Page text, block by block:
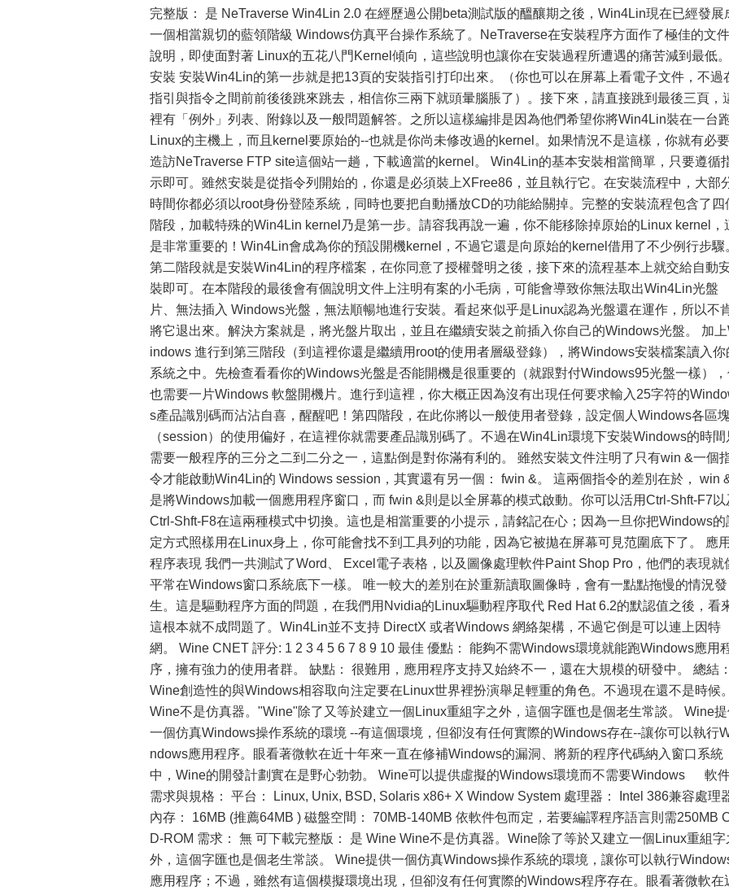
完整版： 是 NeTraverse Win4Lin 2.0 在經歷過公開beta測試版的醞釀期之後，Win4Lin現在已經發展
一個相當親切的藍領階級 Windows仿真平台操作系統了。NeTraverse在安裝程序方面作了極佳的文件
說明，即使面對著 Linux的五花八門Kernel傾向，這些說明也讓你在安裝過程所遭遇的痛苦減到最低。
安裝 安裝Win4Lin的第一步就是把13頁的安裝指引打印出來。（你也可以在屏幕上看電子文件，不過
指引與指令之間前前後後跳來跳去，相信你三兩下就頭暈腦脹了）。接下來，請直接跳到最後三頁，
裡有「例外」列表、附錄以及一般問題解答。之所以這樣編排是因為他們希望你將Win4Lin裝在一台
Linux的主機上，而且kernel要原始的--也就是你尚未修改過的kernel。如果情況不是這樣，你就有必要
造訪NeTraverse FTP site這個站一趟，下載適當的kernel。 Win4Lin的基本安裝相當簡單，只要遵循
示即可。雖然安裝是從指令列開始的，你還是必須裝上XFree86，並且執行它。在安裝流程中，大部
時間你都必須以root身份登陸系統，同時也要把自動播放CD的功能給關掉。完整的安裝流程包含了四
階段，加載特殊的Win4Lin kernel乃是第一步。請容我再說一遍，你不能移除掉原始的Linux kernel，
是非常重要的！Win4Lin會成為你的預設開機kernel，不過它還是向原始的kernel借用了不少例行步驟
第二階段就是安裝Win4Lin的程序檔案，在你同意了授權聲明之後，接下來的流程基本上就交給自動
裝即可。在本階段的最後會有個說明文件上注明有案的小毛病，可能會導致你無法取出Win4Lin光盤
片、無法插入 Windows光盤，無法順暢地進行安裝。看起來似乎是Linux認為光盤還在運作，所以不
將它退出來。解決方案就是，將光盤片取出，並且在繼續安裝之前插入你自己的Windows光盤。 加
indows 進行到第三階段（到這裡你還是繼續用root的使用者層級登錄），將Windows安裝檔案讀入你
系統之中。先檢查看看你的Windows光盤是否能開機是很重要的（就跟對付Windows95光盤一樣）
也需要一片Windows 軟盤開機片。進行到這裡，你大概正因為沒有出現任何要求輸入25字符的
s產品識別碼而沾沾自喜，醒醒吧！第四階段，在此你將以一般使用者登錄，設定個人Windows各區塊
（session）的使用偏好，在這裡你就需要產品識別碼了。不過在Win4Lin環境下安裝Windows的時間
需要一般程序的三分之二到二分之一，這點倒是對你滿有利的。 雖然安裝文件注明了只有win &一個
令才能啟動Win4Lin的 Windows session，其實還有另一個： fwin &。 這兩個指令的差別在於， win
是將Windows加載一個應用程序窗口，而 fwin &則是以全屏幕的模式啟動。你可以活用Ctrl-Shft-F7以
Ctrl-Shft-F8在這兩種模式中切換。這也是相當重要的小提示，請銘記在心；因為一旦你把Windows的
定方式照樣用在Linux身上，你可能會找不到工具列的功能，因為它被拋在屏幕可見范圍底下了。 應用
程序表現 我們一共測試了Word、 Excel電子表格，以及圖像處理軟件Paint Shop Pro，他們的表現就
平常在Windows窗口系統底下一樣。 唯一較大的差別在於重新讀取圖像時，會有一點點拖慢的情況發
生。這是驅動程序方面的問題，在我們用Nvidia的Linux驅動程序取代 Red Hat 6.2的默認值之後，看
這根本就不成問題了。Win4Lin並不支持 DirectX 或者Windows 網絡架構，不過它倒是可以連上因特
網。 Wine CNET 評分: 1 2 3 4 5 6 7 8 9 10 最佳 優點： 能夠不需Windows環境就能跑Windows應用
序，擁有強力的使用者群。 缺點： 很難用，應用程序支持又始終不一，還在大規模的研發中。 總結：
Wine創造性的與Windows相容取向注定要在Linux世界裡扮演舉足輕重的角色。不過現在還不是時候。
Wine不是仿真器。"Wine"除了又等於建立一個Linux重組字之外，這個字匯也是個老生常談。 Wine
一個仿真Windows操作系統的環境 --有這個環境，但卻沒有任何實際的Windows存在--讓你可以執行
ndows應用程序。眼看著微軟在近十年來一直在修補Windows的漏洞、將新的程序代碼納入窗口系統
中，Wine的開發計劃實在是野心勃勃。 Wine可以提供虛擬的Windows環境而不需要Windows 軟
需求與規格： 平台： Linux, Unix, BSD, Solaris x86+ X Window System 處理器： Intel 386兼容處理
內存： 16MB (推薦64MB ) 磁盤空間： 70MB-140MB 依軟件包而定，若要編譯程序語言則需250MB
D-ROM 需求： 無 可下載完整版： 是 Wine Wine不是仿真器。Wine除了等於又建立一個Linux重組字
外，這個字匯也是個老生常談。 Wine提供一個仿真Windows操作系統的環境，讓你可以執行
應用程序；不過，雖然有這個模擬環境出現，但卻沒有任何實際的Windows程序存在。眼看著微軟在